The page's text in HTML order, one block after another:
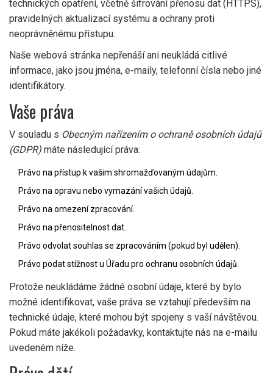
technických opatření, včetně šifrování přenosu dat (HTTPS),
pravidelných aktualizací systému a ochrany proti
neoprávněnému přístupu.
Naše webová stránka nepřenáší ani neukládá citlivé
informace, jako jsou jména, e-maily, telefonní čísla nebo jiné
identifikátory.
Vaše práva
V souladu s Obecným nařízením o ochraně osobních údajů
(GDPR) máte následující práva:
Právo na přístup k vašim shromažďovaným údajům.
Právo na opravu nebo vymazání vašich údajů.
Právo na omezení zpracování.
Právo na přenositelnost dat.
Právo odvolat souhlas se zpracováním (pokud byl udělen).
Právo podat stížnost u Úřadu pro ochranu osobních údajů.
Protože neukládáme žádné osobní údaje, které by bylo
možné identifikovat, vaše práva se vztahují především na
technické údaje, které mohou být spojeny s vaší návštěvou.
Pokud máte jakékoli požadavky, kontaktujte nás na e-mailu
uvedeném níže.